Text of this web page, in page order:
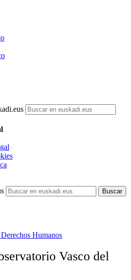
Humanos
Vasco del